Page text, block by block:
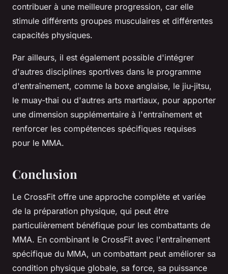
contribuer à une meilleure progression, car elle
stimule différents groupes musculaires et différentes
capacités physiques.
Par ailleurs, il est également possible d'intégrer
d'autres disciplines sportives dans le programme
d'entraînement, comme la boxe anglaise, le jiu-jitsu,
le muay-thai ou d'autres arts martiaux, pour apporter
une dimension supplémentaire à l'entraînement et
renforcer les compétences spécifiques requises
pour le MMA.
Conclusion
Le CrossFit offre une approche complète et variée
de la préparation physique, qui peut être
particulièrement bénéfique pour les combattants de
MMA. En combinant le CrossFit avec l'entraînement
spécifique du MMA, un combattant peut améliorer sa
condition physique globale, sa force, sa puissance